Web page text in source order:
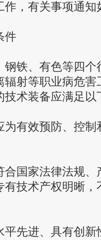
作，有关事项通知
件
铁、有色等四个
辐射等职业病危
技术装备应满足以
有效预防、控制
国家法律法规、
有技术产权明晰
先进、具有创新